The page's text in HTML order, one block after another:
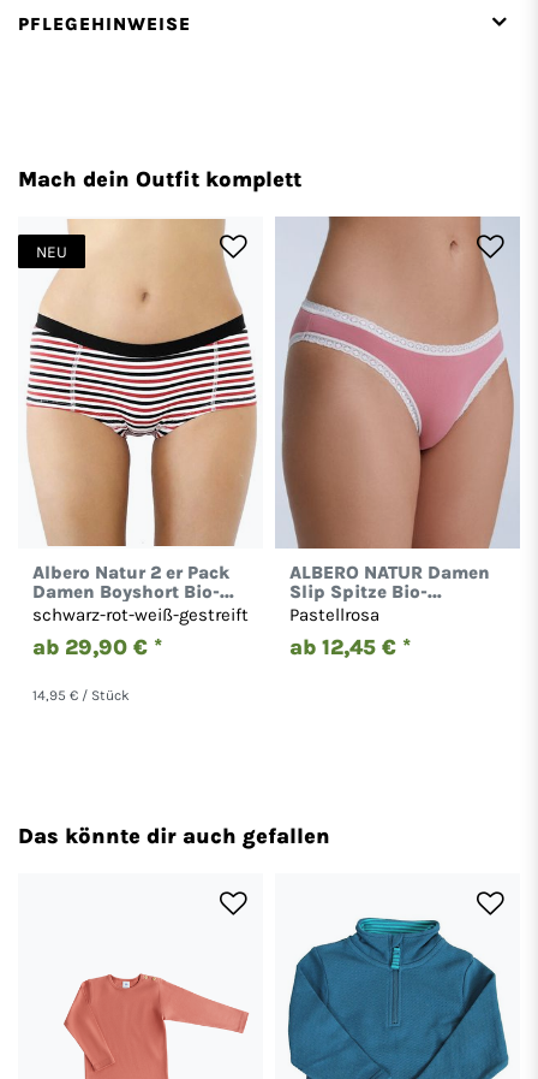
PFLEGEHINWEISE
Mach dein Outfit komplett
NEU
Albero Natur 2 er Pack
Damen Boyshort Bio-
Baumwolle Hotpants
schwarz-rot-weiß-gestreift
ab 29,90 € *
14,95 € / Stück
ALBERO NATUR Damen
Slip Spitze Bio-
Baumwolle Bikinislip
Pastellrosa
ab 12,45 € *
Das könnte dir auch gefallen